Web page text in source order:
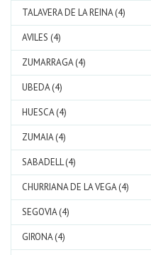
TALAVERA DE LA REINA (4)
AVILES (4)
ZUMARRAGA (4)
UBEDA (4)
HUESCA (4)
ZUMAIA (4)
SABADELL (4)
CHURRIANA DE LA VEGA (4)
SEGOVIA (4)
GIRONA (4)